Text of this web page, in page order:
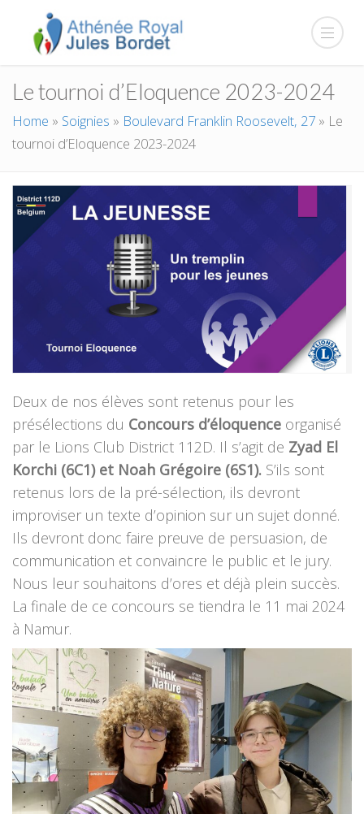
Le tournoi d’Eloquence 2023-2024
Home » Soignies » Boulevard Franklin Roosevelt, 27 » Le
tournoi d’Eloquence 2023-2024
Deux de nos élèves sont retenus pour les
présélections du Concours d’éloquence organisé
par le Lions Club District 112D. Il s’agit de Zyad El
Korchi (6C1) et Noah Grégoire (6S1). S’ils sont
retenus lors de la pré-sélection, ils devront
improviser un texte d’opinion sur un sujet donné.
Ils devront donc faire preuve de persuasion, de
communication et convaincre le public et le jury.
Nous leur souhaitons d’ores et déjà plein succès.
La finale de ce concours se tiendra le 11 mai 2024
à Namur.